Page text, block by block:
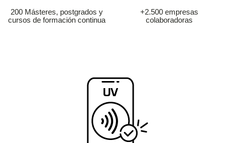
200 Másteres, postgrados y
cursos de formación continua
+2.500 empresas
colaboradoras